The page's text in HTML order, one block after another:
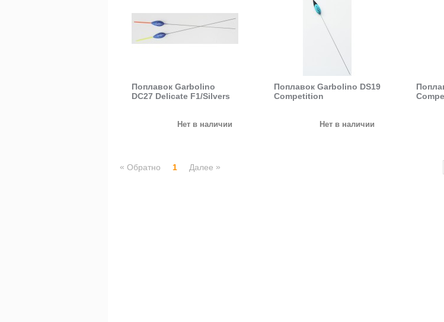
Поплавок Garbolino
DC27 Delicate F1/Silvers
Нет в наличии
Поплавок Garbolino DS19
Competition
Нет в наличии
« Обратно 1 Далее »